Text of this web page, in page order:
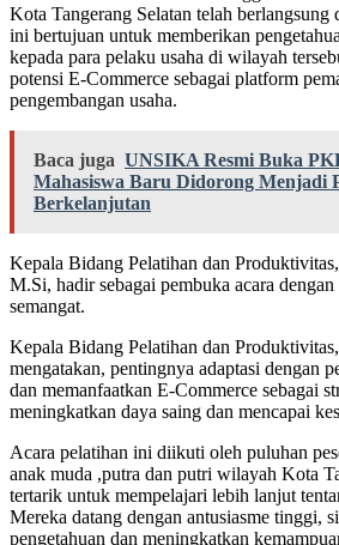
Kota Tangerang Selatan telah berlangsung
ini bertujuan untuk memberikan
kepada para pelaku usaha di wilayah
potensi E-Commerce sebagai platform
pengembangan usaha.
Baca juga UNSIKA Resmi Buka
Mahasiswa Baru Didorong Menjadi
Berkelanjutan
Kepala Bidang Pelatihan dan
M.Si, hadir sebagai pembuka acara
semangat.
Kepala Bidang Pelatihan dan
mengatakan, pentingnya adaptasi dengan
dan memanfaatkan E-Commerce sebagai
meningkatkan daya saing dan mencapai
Acara pelatihan ini diikuti oleh puluhan
anak muda ,putra dan putri wilayah Kota
tertarik untuk mempelajari lebih lanjut
Mereka datang dengan antusiasme tinggi,
pengetahuan dan meningkatkan